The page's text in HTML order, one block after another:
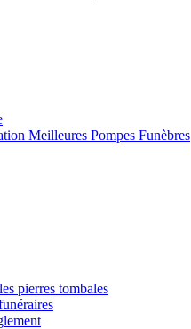
Meilleures Pompes Funèbres
pierres tombales